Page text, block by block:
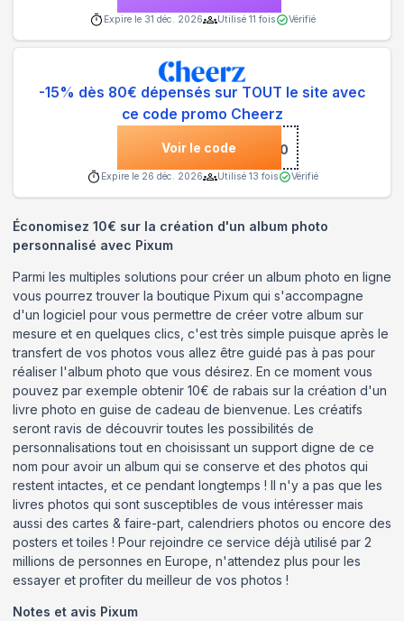
Expire le 31 déc. 2026 Utilisé 11 fois Vérifié
-15% dès 80€ dépensés sur TOUT le site avec
ce code promo Cheerz
Voir le code***ERZ80
Expire le 26 déc. 2026 Utilisé 13 fois Vérifié
Économisez 10€ sur la création d'un album photo
personnalisé avec Pixum
Parmi les multiples solutions pour créer un album photo en ligne
vous pourrez trouver la boutique Pixum qui s'accompagne
d'un logiciel pour vous permettre de créer votre album sur
mesure et en quelques clics, c'est très simple puisque après le
transfert de vos photos vous allez être guidé pas à pas pour
réaliser l'album photo que vous désirez. En ce moment vous
pouvez par exemple obtenir 10€ de rabais sur la création d'un
livre photo en guise de cadeau de bienvenue. Les créatifs
seront ravis de découvrir toutes les possibilités de
personnalisations tout en choisissant un support digne de ce
nom pour avoir un album qui se conserve et des photos qui
restent intactes, et ce pendant longtemps ! Il n'y a pas que les
livres photos qui sont susceptibles de vous intéresser mais
aussi des cartes & faire-part, calendriers photos ou encore des
posters et toiles ! Pour rejoindre ce service déjà utilisé par 2
millions de personnes en Europe, n'attendez plus pour les
essayer et profiter du meilleur de vos photos !
Notes et avis Pixum